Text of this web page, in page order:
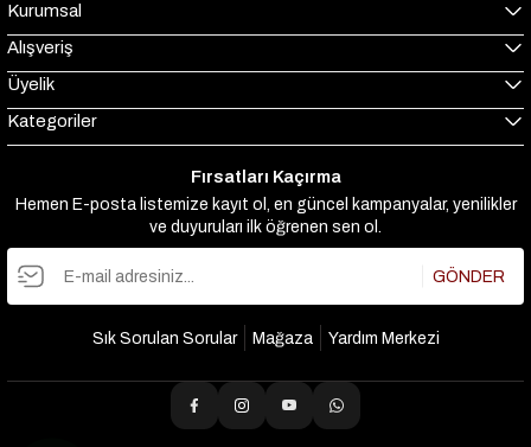
Kurumsal
Alışveriş
Üyelik
Kategoriler
Fırsatları Kaçırma
Hemen E-posta listemize kayıt ol, en güncel kampanyalar, yenilikler
ve duyuruları ilk öğrenen sen ol.
GÖNDER
Sık Sorulan Sorular Mağaza Yardım Merkezi